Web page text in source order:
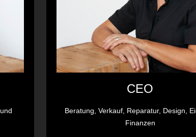
CEO
Beratung, Verkauf, Reparatur, Design,
Finanzen